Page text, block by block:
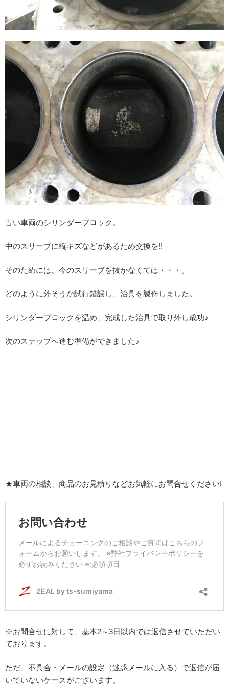
古い車両のシリンダーブロック。
中のスリーブに縦キズなどがあるため交換を!!
そのためには、今のスリーブを抜かなくては・・・。
どのように外そうか試行錯誤し、治具を製作しました。
シリンダーブロックを温め、完成した治具で取り外し成功♪
次のステップへ進む準備ができました♪
★車両の相談、商品のお見積りなどお気軽にお問合せください!
※お問合せに対して、基本2～3日以内では返信させていただい
ております。
ただ、不具合・メールの設定（迷惑メールに入る）で返信が届
いていないケースがございます。